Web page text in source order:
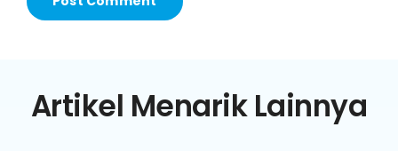
Artikel Menarik Lainnya